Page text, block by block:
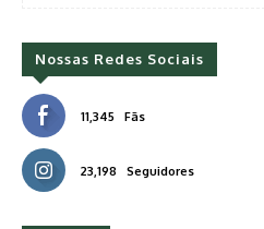
Nossas Redes Sociais
11,345 Fãs
23,198 Seguidores